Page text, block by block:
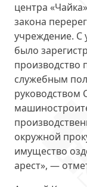
центра
закона
учреждение. С
было
производство
служебным
руководством
окружной
имущество
арест», —